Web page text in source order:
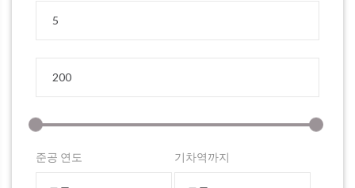
준공 연도 기차역까지